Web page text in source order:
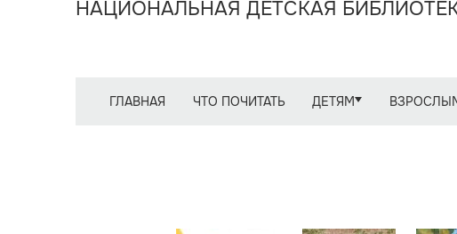
НАЦИОНАЛЬНАЯ ДЕТСКАЯ
ГЛАВНАЯ ЧТО ПОЧИТАТЬ ДЕТЯМ